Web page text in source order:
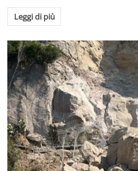
Leggi di più